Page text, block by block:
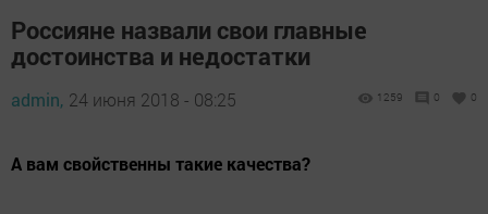
Россияне назвали свои главные
достоинства и недостатки
admin, 24 июня 2018 - 08:25 1259 0 0
А вам свойственны такие качества?